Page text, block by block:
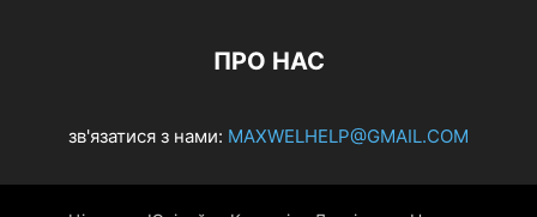
ПРО НАС
зв'язатися з нами: MAXWELHELP@GMAIL.COM